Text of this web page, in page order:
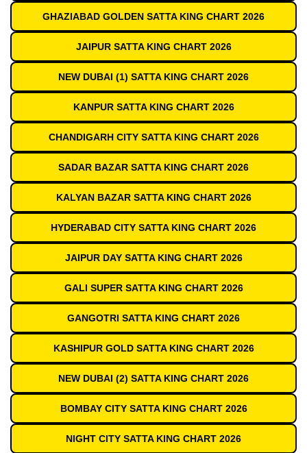
GHAZIABAD GOLDEN SATTA KING CHART 2026
JAIPUR SATTA KING CHART 2026
NEW DUBAI (1) SATTA KING CHART 2026
KANPUR SATTA KING CHART 2026
CHANDIGARH CITY SATTA KING CHART 2026
SADAR BAZAR SATTA KING CHART 2026
KALYAN BAZAR SATTA KING CHART 2026
HYDERABAD CITY SATTA KING CHART 2026
JAIPUR DAY SATTA KING CHART 2026
GALI SUPER SATTA KING CHART 2026
GANGOTRI SATTA KING CHART 2026
KASHIPUR GOLD SATTA KING CHART 2026
NEW DUBAI (2) SATTA KING CHART 2026
BOMBAY CITY SATTA KING CHART 2026
NIGHT CITY SATTA KING CHART 2026